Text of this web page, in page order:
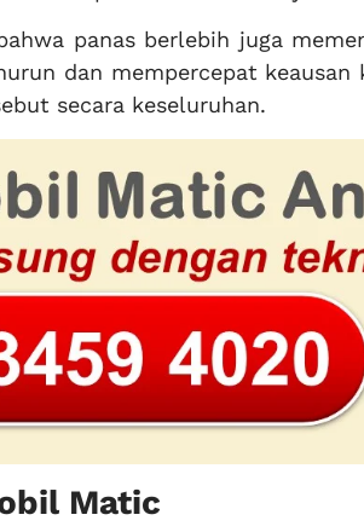
panas berlebih juga
dan mempercepat keausan
secara keseluruhan.
Matic